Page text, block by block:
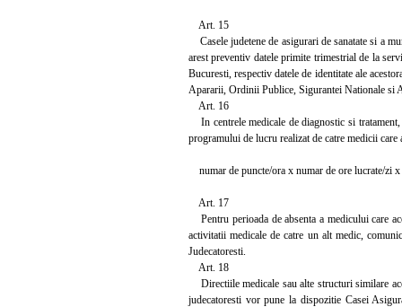
Art. 15
Casele judetene de asigurari de sanatate si a
arest preventiv datele primite trimestrial de la
Bucuresti, respectiv datele de identitate ale
Apararii, Ordinii Publice, Sigurantei Nationale si
Art. 16
In centrele medicale de diagnostic si
programului de lucru realizat de catre medicii
numar de puncte/ora x numar de ore lucrate/zi
Art. 17
Pentru perioada de absenta a medicului care
activitatii medicale de catre un alt medic,
Judecatoresti.
Art. 18
Directiile medicale sau alte structuri similare
judecatoresti vor pune la dispozitie Casei